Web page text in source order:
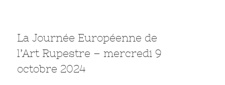
La Journée Européenne de
l’Art Rupestre – mercredi 9
octobre 2024